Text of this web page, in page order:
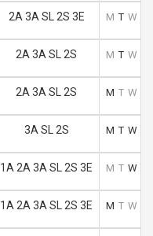
2A 3A SL 2S 3E M T W
2A 3A SL 2S M T W
2A 3A SL 2S M T W
3A SL 2S M T W
1A 2A 3A SL 2S 3E M T W
1A 2A 3A SL 2S 3E M T W